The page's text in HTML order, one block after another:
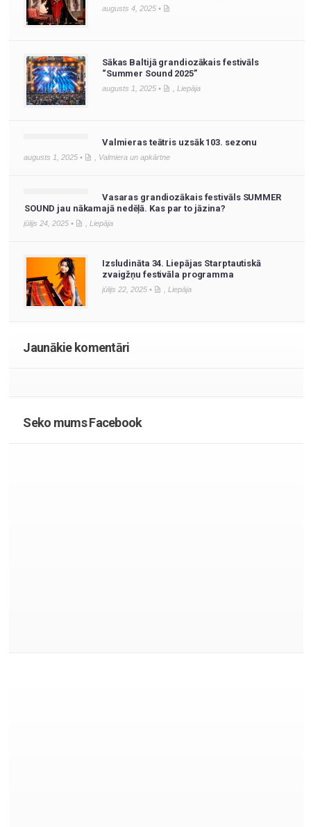
augusts 4, 2025 •
Sākas Baltijā grandiozākais festivāls
“Summer Sound 2025”
augusts 1, 2025 • Liepāja
Valmieras teātris uzsāk 103. sezonu
augusts 1, 2025 • Valmiera un apkārtne
Vasaras grandiozākais festivāls SUMMER
SOUND jau nākamajā nedēļā. Kas par to jāzina?
jūlijs 24, 2025 • Liepāja
Izsludināta 34. Liepājas Starptautiskā
zvaigžņu festivāla programma
jūlijs 22, 2025 • Liepāja
Jaunākie komentāri
Seko mums Facebook